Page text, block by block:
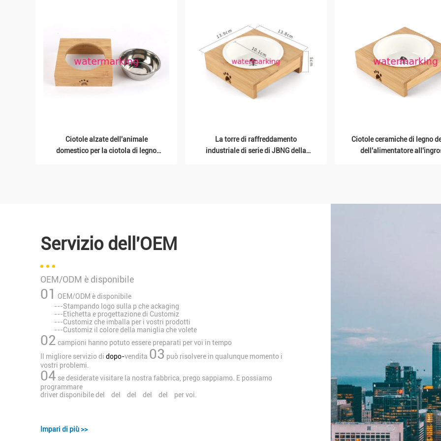
Ciotole alzate dell'animale
domestico per la ciotola di legno
La torre di raffreddamento
industriale di serie di JBNG della
Ciotole ceramiche di legno
dell'alimentatore
Servizio dell'OEM
OEM/ODM è disponibile
01 OEM/ODM è disponibile
---Stampando logo sulla p che ackaging
---Etichetta e progettazione di Customiz
---Customiz che imballa per i vostri prodotti
---Customiz il colore della maniglia che volete
02 campioni hanno potuto essere preparati per voi in tempo
Il migliore servizio di dopo-vendita 03 può risolvere in qualunque momento i
vostri problemi.
04 se desiderate visitare la nostra fabbrica, prego sappiamo. E possiamo
programmare
driver disponibile del del del del del per voi.
Impari di più >>